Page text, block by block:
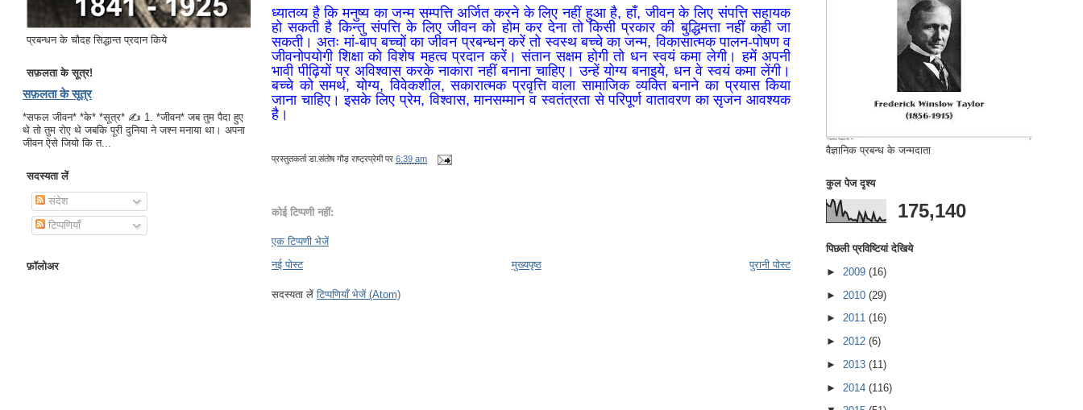
प्रबन्धन के चौदह सिद्धान्त प्रदान किये
सफ़लता के सूत्र!
सफ़लता के सूत्र
*सफल जीवन* *के* *सूत्र* ✍ 1. *जीवन* जब तुम पैदा हुए
थे तो तुम रोए थे जबकि पूरी दुनिया ने जश्न मनाया था। अपना
जीवन ऐसे जियो कि त...
सदस्यता लें
संदेश
टिप्पणियाँ
फ़ॉलोअर
ध्यातव्य है कि मनुष्य का जन्म सम्पत्ति अर्जित करने के लिए नहीं हुआ है, हाँ, जीवन के लिए संपत्ति सहायक
हो सकती है किन्तु संपत्ति के लिए जीवन को होम कर देना तो किसी प्रकार की बुद्धिमत्ता नहीं कही जा
सकती। अतः मां-बाप बच्चों का जीवन प्रबन्धन करें तो स्वस्थ बच्चे का जन्म, विकासात्मक पालन-पोषण व
जीवनोपयोगी शिक्षा को विशेष महत्व प्रदान करें। संतान सक्षम होगी तो धन स्वयं कमा लेगी। हमें अपनी
भावी पीढ़ियों पर अविश्वास करके नाकारा नहीं बनाना चाहिए। उन्हें योग्य बनाइये, धन वे स्वयं कमा लेंगी।
बच्चे को समर्थ, योग्य, विवेकशील, सकारात्मक प्रवृत्ति वाला सामाजिक व्यक्ति बनाने का प्रयास किया
जाना चाहिए। इसके लिए प्रेम, विश्वास, मानसम्मान व स्वतंत्रता से परिपूर्ण वातावरण का सृजन आवश्यक
है।
प्रस्तुतकर्ताडा.संतोष गौड़ राष्ट्रप्रेमी पर6:39 am
कोई टिप्पणी नहीं:
एक टिप्पणी भेजें
नई पोस्ट
पुरानी पोस्ट
मुख्यपृष्ठ
सदस्यता लेंटिप्पणियाँ भेजें (Atom)
वैज्ञानिक प्रबन्ध के जन्मदाता
कुल पेज दृश्य
175,140
पिछली प्रविष्टियां देखिये
► 2009 (16)
► 2010 (29)
► 2011 (16)
► 2012 (6)
► 2013 (11)
► 2014 (116)